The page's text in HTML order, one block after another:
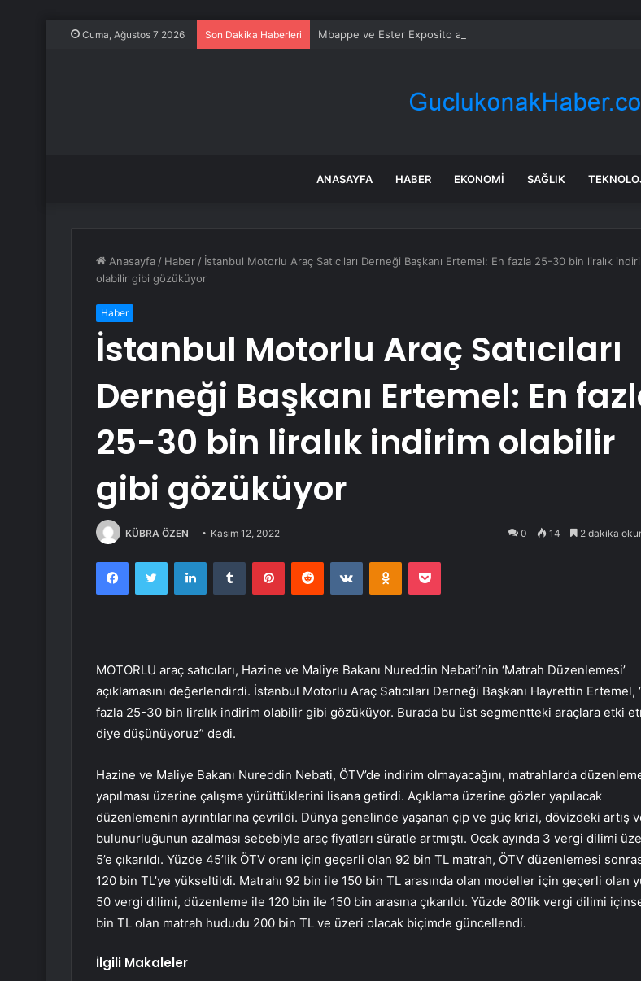
Cuma, Ağustos 7 2026 Son Dakika Haberleri Mbappe ve Ester Exposito arasındaki gizli aşk sosyal medya
ANASAYFA HABER EKONOMI SAĞLIK
Anasayfa / Haber / İstanbul Motorlu Araç Satıcıları Derneği Başkanı Ertemel: En fazla 25-30 bin liralık
olabilir gibi gözüküyor
Haber
İstanbul Motorlu Araç Satıcıları
Derneği Başkanı Ertemel: En
25-30 bin liralık indirim olabilir
gibi gözüküyor
KÜBRA ÖZEN Kasım 12, 2022 0 14 2 dakika
FacebookTwitter LinkedInTumblr PinterestReddit VKontakteOdnoklassniki
Pocket
MOTORLU araç satıcıları, Hazine ve Maliye Bakanı Nureddin Nebati’nin ‘Matrah Düzenlemesi’
açıklamasını değerlendirdi. İstanbul Motorlu Araç Satıcıları Derneği Başkanı Hayrettin Ertemel,
fazla 25-30 bin liralık indirim olabilir gibi gözüküyor. Burada bu üst segmentteki araçlara etki
diye düşünüyoruz” dedi.
Hazine ve Maliye Bakanı Nureddin Nebati, ÖTV’de indirim olmayacağını, matrahlarda
yapılması üzerine çalışma yürüttüklerini lisana getirdi. Açıklama üzerine gözler yapılacak
düzenlemenin ayrıntılarına çevrildi. Dünya genelinde yaşanan çip ve güç krizi, dövizdeki artış
bulunurluğunun azalması sebebiyle araç fiyatları süratle artmıştı. Ocak ayında 3 vergi dilimi
5’e çıkarıldı. Yüzde 45’lik ÖTV oranı için geçerli olan 92 bin TL matrah, ÖTV düzenlemesi
120 bin TL’ye yükseltildi. Matrahı 92 bin ile 150 bin TL arasında olan modeller için geçerli olan
50 vergi dilimi, düzenleme ile 120 bin ile 150 bin arasına çıkarıldı. Yüzde 80’lik vergi dilimi
bin TL olan matrah hududu 200 bin TL ve üzeri olacak biçimde güncellendi.
İlgili Makaleler